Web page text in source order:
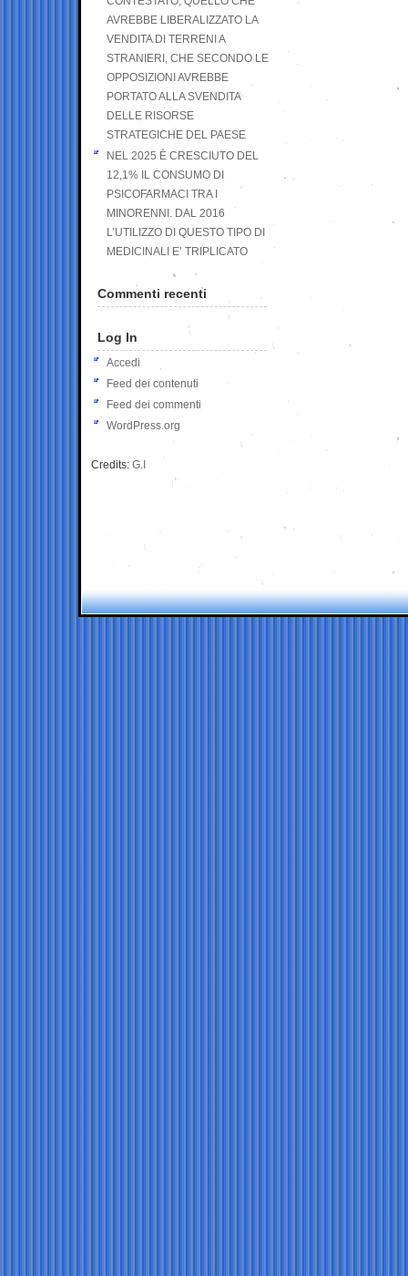
AVREBBE LIBERALIZZATO LA
VENDITA DI TERRENI A
STRANIERI, CHE SECONDO LE
OPPOSIZIONI AVREBBE
PORTATO ALLA SVENDITA
DELLE RISORSE
STRATEGICHE DEL PAESE
NEL 2025 È CRESCIUTO DEL
12,1% IL CONSUMO DI
PSICOFARMACI TRA I
MINORENNI. DAL 2016
L’UTILIZZO DI QUESTO TIPO DI
MEDICINALI E’ TRIPLICATO
Commenti recenti
Log In
Accedi
Feed dei contenuti
Feed dei commenti
WordPress.org
Credits: G.I